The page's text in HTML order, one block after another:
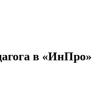
в «ИнПро»